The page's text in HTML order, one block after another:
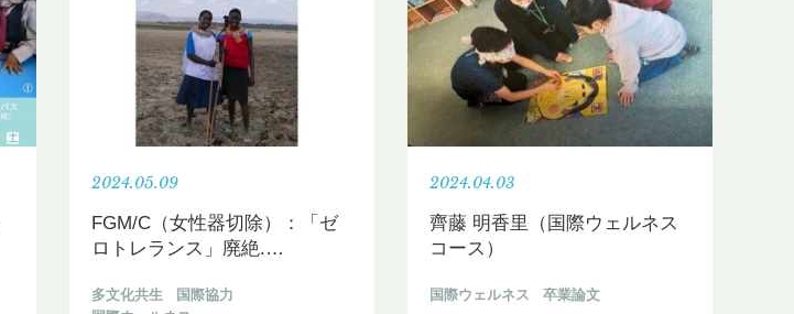
2024.05.09
FGM/C（女性器切除）：「ゼ
ロトレランス」廃絶.…
多文化共生
国際協力
2024.04.03
齊藤 明香里（国際ウェルネス
コース）
国際ウェルネス 卒業論文